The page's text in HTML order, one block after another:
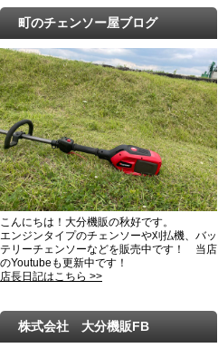
町のチェンソー屋ブログ
こんにちは！大分機販の秋好です。
エンジンタイプのチェンソーや刈払機、バッ
テリーチェンソーなどを販売中です！ 当店
のYoutubeも更新中です！
店長日記はこちら >>
株式会社 大分機販FB